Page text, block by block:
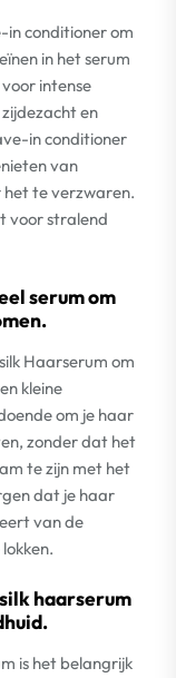
in conditioner om
in het serum
intense
en
in conditioner
van
te verzwaren.
voor stralend
serum om
Haarserum om
kleine
om je haar
zonder dat het
te zijn met het
dat je haar
van de
haarserum
is het belangrijk